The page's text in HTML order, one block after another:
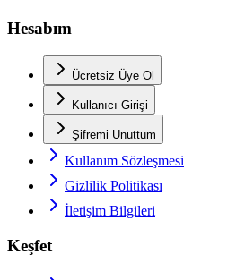
Hesabım
Ücretsiz Üye Ol
Kullanıcı Girişi
Şifremi Unuttum
Kullanım Sözleşmesi
Gizlilik Politikası
İletişim Bilgileri
Keşfet